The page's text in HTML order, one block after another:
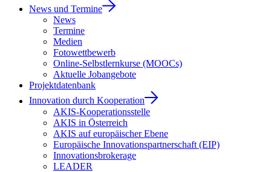
News und Termine
News
Termine
Medien
Fotowettbewerb
Online-Selbstlernkurse (MOOCs)
Aktuelle Jobangebote
Projektdatenbank
Innovation durch Kooperation
AKIS-Kooperationsstelle
AKIS in Österreich
AKIS auf europäischer Ebene
Europäische Innovationspartnerschaft (EIP)
Innovationsbrokerage
LEADER